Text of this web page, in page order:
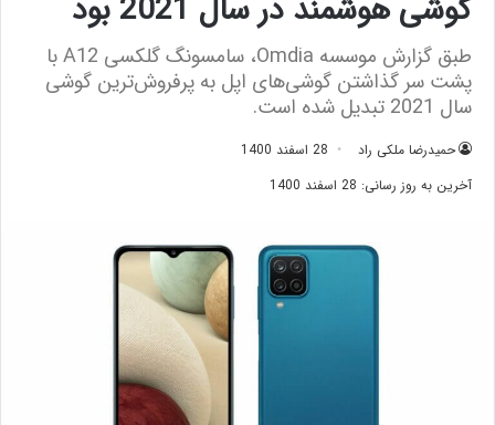
گوشی هوشمند در سال 2021 بود
طبق گزارش موسسه Omdia، سامسونگ گلکسی A12 با
پشت سر گذاشتن گوشی‌های اپل به پرفروش‌ترین گوشی
سال 2021 تبدیل شده است.
حمیدرضا ملکی راد
28 اسفند 1400
آخرین به روز رسانی: 28 اسفند 1400